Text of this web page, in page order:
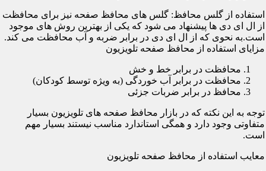
استفاده از گلس محافظ: گلس های محافظ صفحه نیز برای محافظت
از ال ای دی ها پیشنهاد می شود که یکی از بهترین روش های موجود
است.به نحوی که از ال ای دی در برابر ضربه و آب محافظت می کند.
مزایای استفاده از محافظ صفحه تلویزیون
محافظت در برابر خط و خش
محافظت در برابر آب خوردگی (به ویژه توسط کودکان)
محافظ در برابر ضربات جزئی
توجه به این نکته که در بازار محافظ صفحه های تلویزیون بسیار
متفاوتی وجود دارد و همگی استاندارد مناسب نیستند بسیار مهم
است.
معایب استفاده از محافظ صفحه تلویزیون